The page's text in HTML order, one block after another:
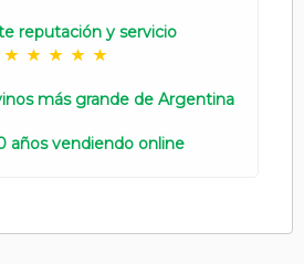
reputación y servicio
más grande de Argentina
años vendiendo online